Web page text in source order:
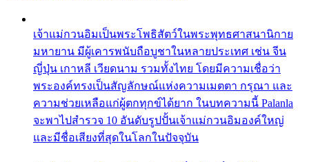
เจ้าแม่กวนอิมเป็นพระโพธิสัตว์ในพระพุทธศาสนานิกาย
มหายาน มีผู้เคารพนับถือบูชาในหลายประเทศ เช่น จีน
ญี่ปุ่น เกาหลี เวียดนาม รวมทั้งไทย โดยมีความเชื่อว่า
พระองค์ทรงเป็นสัญลักษณ์แห่งความเมตตา กรุณา และ
ความช่วยเหลือแก่ผู้ตกทุกข์ได้ยาก ในบทความนี้ Palanla
จะพาไปสำรวจ 10 อันดับรูปปั้นเจ้าแม่กวนอิมองค์ใหญ่
และมีชื่อเสียงที่สุดในโลกในปัจจุบัน